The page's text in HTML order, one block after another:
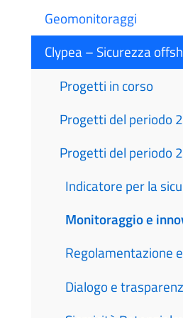
Geomonitoraggi
Clypea – Sicurezza
Progetti in corso
Progetti del periodo
Progetti del periodo
Indicatore per la
Monitoraggio e
Regolamentazione
Dialogo e